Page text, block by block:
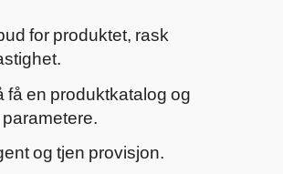
for produktet, rask
få en produktkatalog og
og tjen provisjon.